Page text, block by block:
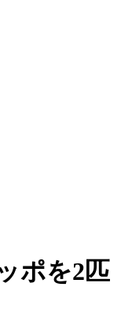
ポを2匹